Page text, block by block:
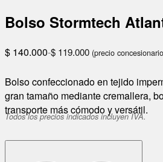
Bolso Stormtech
$ 140.000-$ 119.000 (precio
Bolso confeccionado en tejido
gran tamaño mediante cremallera,
transporte más cómodo y versátil.
Todos los precios indicados incluyen IVA.